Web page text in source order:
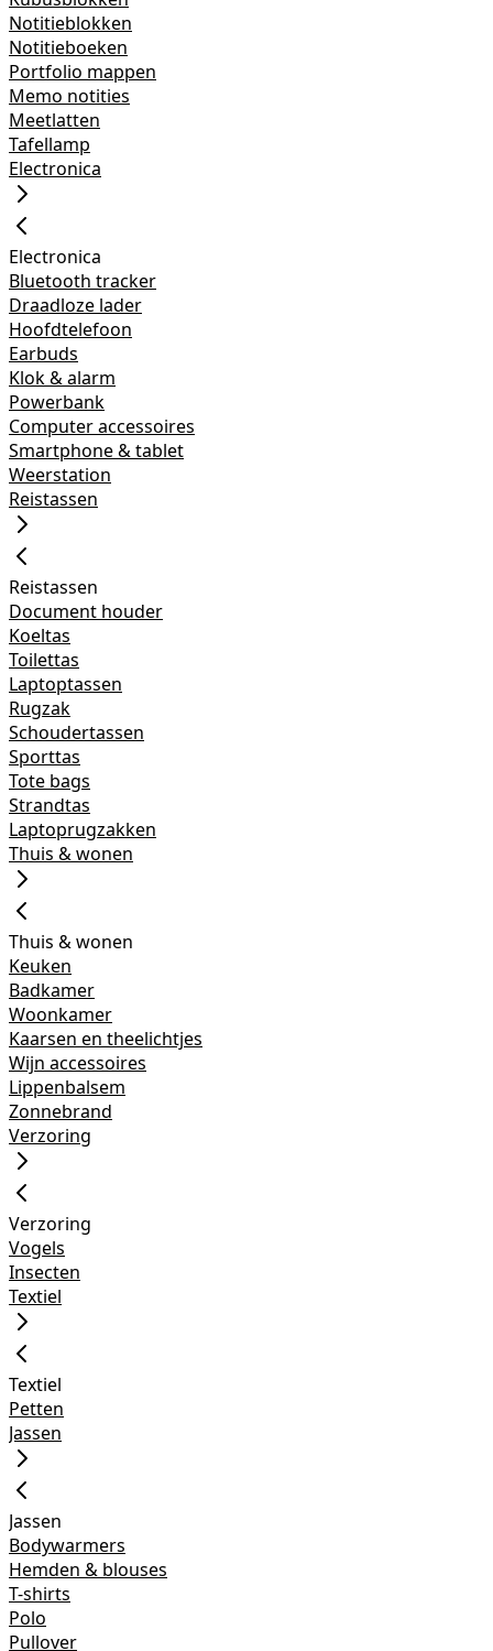
Notitieblokken
Notitieboeken
Portfolio mappen
Memo notities
Meetlatten
Tafellamp
Electronica
Electronica
Bluetooth tracker
Draadloze lader
Hoofdtelefoon
Earbuds
Klok & alarm
Powerbank
Computer accessoires
Smartphone & tablet
Weerstation
Reistassen
Reistassen
Document houder
Koeltas
Toilettas
Laptoptassen
Rugzak
Schoudertassen
Sporttas
Tote bags
Strandtas
Laptoprugzakken
Thuis & wonen
Thuis & wonen
Keuken
Badkamer
Woonkamer
Kaarsen en theelichtjes
Wijn accessoires
Lippenbalsem
Zonnebrand
Verzoring
Verzoring
Vogels
Insecten
Textiel
Textiel
Petten
Jassen
Jassen
Bodywarmers
Hemden & blouses
T-shirts
Polo
Pullover